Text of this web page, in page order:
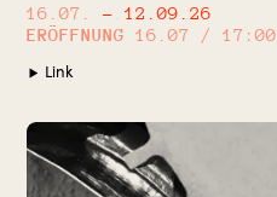
16.07.
– 12.09.26
ERÖFFNUNG
16.07 / 17:00
Link